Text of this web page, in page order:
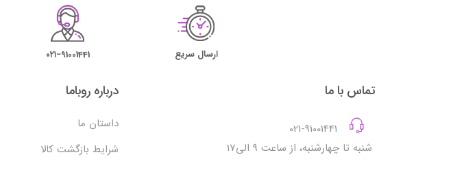
ارسال سریع ۰۲۱−91001441
تماس با ما
شنبه تا چهارشنبه، از ساعت 9 الی17
درباره روباما
داستان ما
شرایط بازگشت کالا